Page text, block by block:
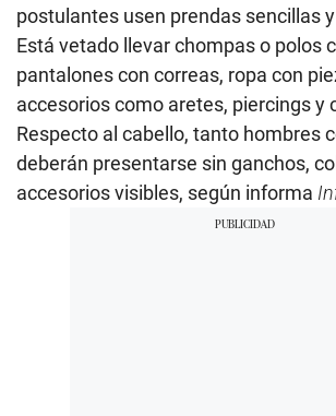
postulantes usen prendas sencillas
Está vetado llevar chompas o polos
pantalones con correas, ropa con
accesorios como aretes, piercings y
Respecto al cabello, tanto hombres
deberán presentarse sin ganchos,
accesorios visibles, según informa